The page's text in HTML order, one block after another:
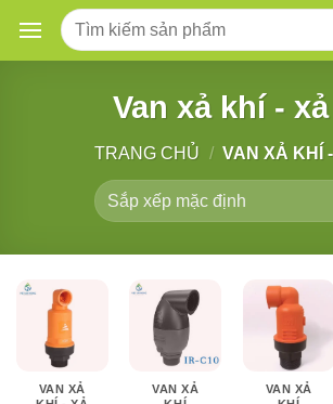
content
Tìm
kiếm:
Van xả khí -
TRANG CHỦ / VAN XẢ KHÍ
VAN XẢ
VAN XẢ
VAN XẢ